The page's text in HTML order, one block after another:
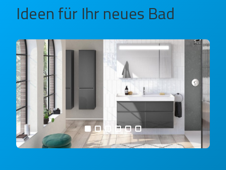
Ideen für Ihr neues Bad
alle Bilder anzeigen